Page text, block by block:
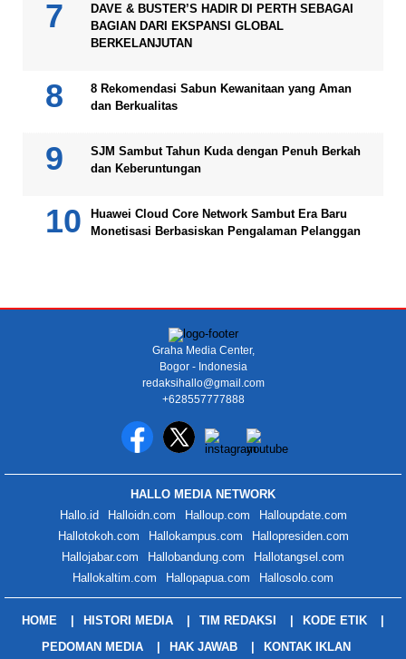
DAVE & BUSTER’S HADIR DI PERTH SEBAGAI
BAGIAN DARI EKSPANSI GLOBAL
BERKELANJUTAN
8 Rekomendasi Sabun Kewanitaan yang Aman
dan Berkualitas
SJM Sambut Tahun Kuda dengan Penuh Berkah
dan Keberuntungan
Huawei Cloud Core Network Sambut Era Baru
Monetisasi Berbasiskan Pengalaman Pelanggan
Graha Media Center,
Bogor - Indonesia
redaksihallo@gmail.com
+628557777888
HALLO MEDIA NETWORK
Hallo.id
Halloidn.com Halloup.com
Halloupdate.com
Hallotokoh.com
Hallokampus.com
Hallopresiden.com
Hallojabar.com
Hallobandung.com
Hallotangsel.com
Hallokaltim.com
Hallopapua.com Hallosolo.com
HOME HISTORI MEDIA TIM REDAKSI
KODE ETIK
PEDOMAN MEDIA
HAK JAWAB KONTAK IKLAN